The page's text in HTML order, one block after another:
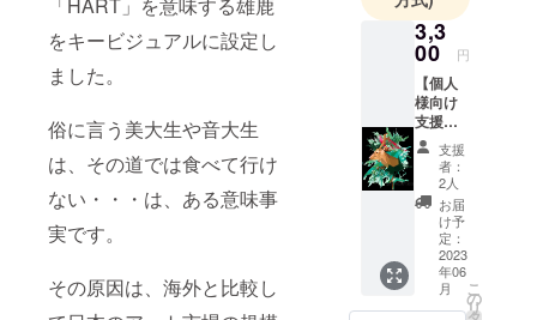
をキービジュアルに設定し
ました。
俗に言う美大生や音大生
は、その道では食べて行け
ない・・・は、ある意味事
実です。
その原因は、海外と比較し
次に、初め
ての方にも
簡単で分か
りやすく
「作品」を
手に入れて
いただける
サービスを
提供するこ
と。この2つ
に主軸を置
いて、未来
3,3
00 円
【個人
様向け
支援
コース
G】お礼
のお便
り ご支
援いた
だきあ
りがと
うござ
いま
す。 北
支援
者：
2人
お届
け予
定：
2023
年06
月
こ
の
リ